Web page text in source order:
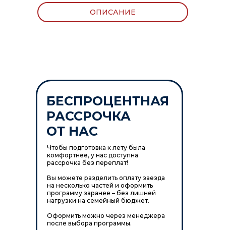
ОПИСАНИЕ
БЕСПРОЦЕНТНАЯ
РАССРОЧКА
ОТ НАС
Чтобы подготовка к лету была
комфортнее, у нас доступна
рассрочка без переплат!
Вы можете разделить оплату заезда
на несколько частей и оформить
программу заранее – без лишней
нагрузки на семейный бюджет.
Оформить можно через менеджера
после выбора программы.